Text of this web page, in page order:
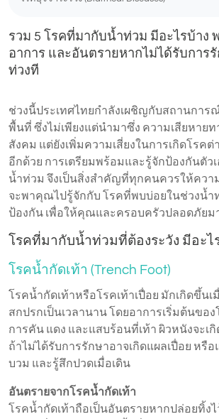
รวม 5 โรคที่มากับน้ำท่วม มีอะไรบ้าง
อาการ และอันตรายหากไม่ได้รับการ
ท่วงที
ช่วงนี้ประเทศไทยกำลังเผชิญกับสถานการ
พื้นที่ ซึ่งไม่เพียงแต่นำมาซึ่ง ความเสียหายท
สังคม แต่ยังเพิ่มความเสี่ยงในการเกิดโรค
อีกด้วย การเตรียมพร้อมและรู้จักป้องกันตัว
น้ำท่วม จึงเป็นสิ่งสำคัญที่ทุกคนควรให้ควา
จะพาคุณไปรู้จักกับ โรคที่พบบ่อยในช่วงน้ำ
ป้องกัน เพื่อให้คุณและครอบครัวปลอดภัยม
โรคที่มากับน้ำท่วมที่ต้องระวัง มีอะไ
โรคน้ำกัดเท้า (Trench Foot)
โรคน้ำกัดเท้าหรือโรคเท้าเปื่อย มักเกิดขึ้น
สกปรกเป็นเวลานาน โดยอาการเริ่มต้นขอ
การคัน แดง และแสบร้อนที่เท้า ผิวหนังจะเกิ
ถ้าไม่ได้รับการรักษาอาจเกิดแผลเปื่อย หรื
บวม และรู้สึกปวดเมื่อเดิน
อันตรายจากโรคน้ำกัดเท้า
โรคน้ำกัดเท้าถือเป็นอันตรายหากปล่อยทิ้ง